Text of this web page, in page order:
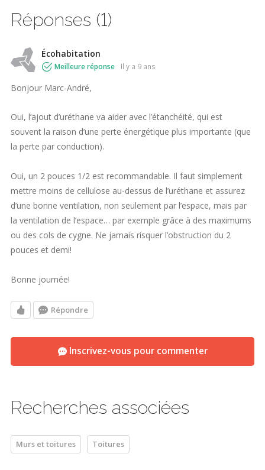
Réponses (1)
Écohabitation
Meilleure réponse il y a 9 ans
Bonjour Marc-André,
Oui, l’ajout d’uréthane va aider avec l’étanchéité, qui est
souvent la raison d’une perte énergétique plus importante (que
la perte par conduction).
Oui, un 2 pouces 1/2 est recommandable. Il faut simplement
mettre moins de cellulose au-dessus de l’uréthane et assurez
d’une bonne ventilation, non seulement par l’espace, mais par
la ventilation de l’espace… par exemple grâce à des maximums
ou des cols de cygne. Ne jamais risquer l’obstruction du 2
pouces et demi!
Bonne journée!
Répondre
Inscrivez-vous pour commenter
Recherches associées
Murs et toitures Toitures